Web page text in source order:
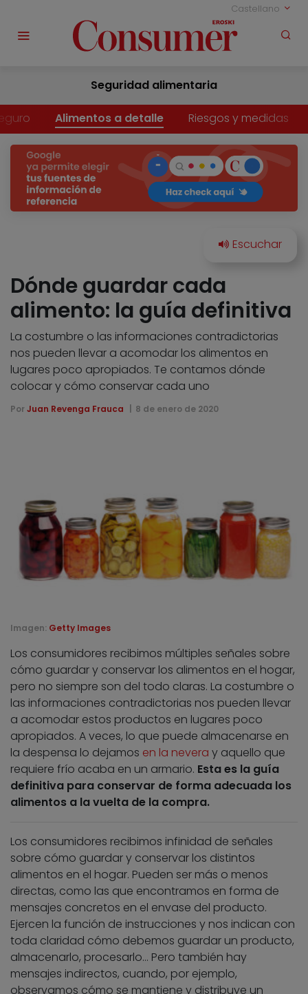
Castellano
Seguridad alimentaria
Alimentos a detalle Riesgos y medidas
Dónde guardar cada
alimento: la guía definitiva
La costumbre o las informaciones contradictorias
nos pueden llevar a acomodar los alimentos en
lugares poco apropiados. Te contamos dónde
colocar y cómo conservar cada uno
Por Juan Revenga Frauca 8 de enero de 2020
Imagen: Getty Images
Los consumidores recibimos múltiples señales sobre
cómo guardar y conservar los alimentos en el hogar,
pero no siempre son del todo claras. La costumbre o
las informaciones contradictorias nos pueden llevar
a acomodar estos productos en lugares poco
apropiados. A veces, lo que puede almacenarse en
la despensa lo dejamos en la nevera y aquello que
requiere frío acaba en un armario. Esta es la guía
definitiva para conservar de forma adecuada los
alimentos a la vuelta de la compra.
Los consumidores recibimos infinidad de señales
sobre cómo guardar y conservar los distintos
alimentos en el hogar. Pueden ser más o menos
directas, como las que encontramos en forma de
mensajes concretos en el envase del producto.
Ejercen la función de instrucciones y nos indican con
toda claridad cómo debemos guardar un producto,
almacenarlo, procesarlo… Pero también hay
mensajes indirectos, cuando, por ejemplo,
observamos cómo se mantiene y distribuye un